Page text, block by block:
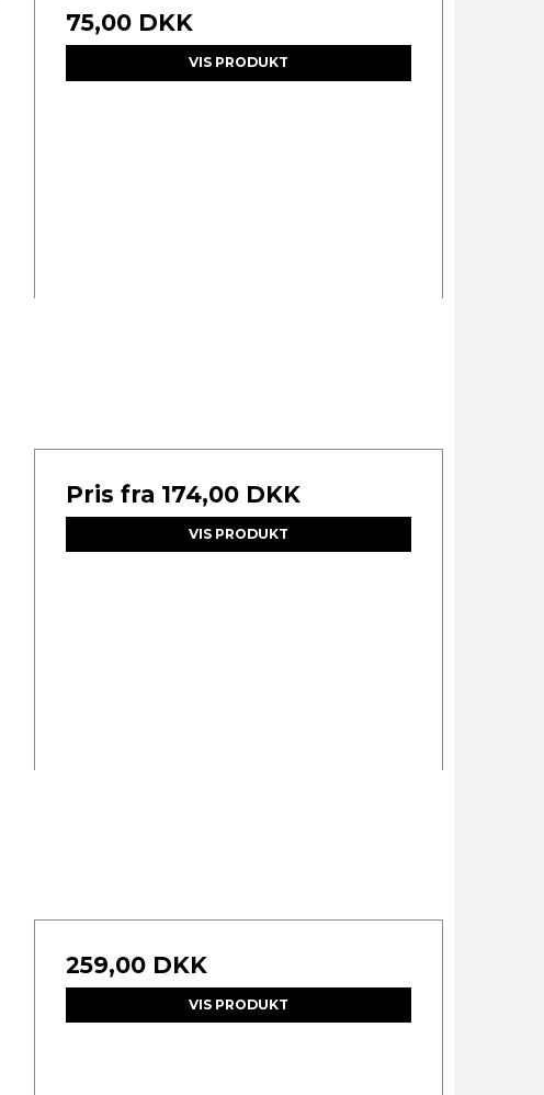
75,00 DKK
VIS PRODUKT
Pris fra 174,00 DKK
VIS PRODUKT
259,00 DKK
VIS PRODUKT